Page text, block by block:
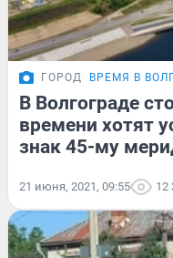
ГОРОД ВРЕМЯ В
В Волгограде
времени хотят
знак 45-му
21 июня, 2021, 09:55 12